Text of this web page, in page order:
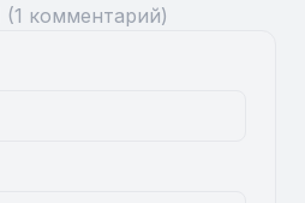
(1 комментарий)